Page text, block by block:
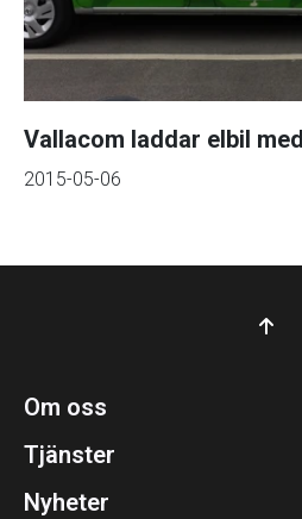
Vallacom laddar elbil
2015-05-06
Om oss
Tjänster
Nyheter